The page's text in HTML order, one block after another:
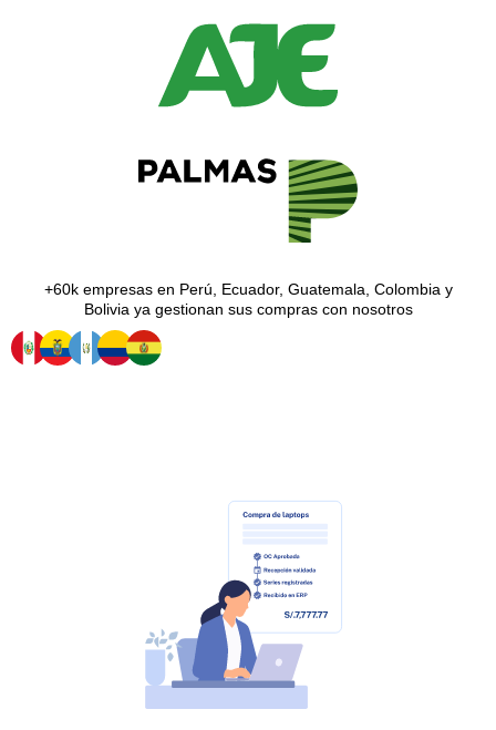
+60k empresas en Perú, Ecuador, Guatemala, Colombia y
Bolivia ya gestionan sus compras con nosotros